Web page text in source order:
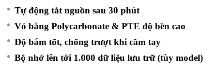
Tự động tắt nguồn sau 30 phút
Vỏ bằng Polycarbonate & PTE độ bền cao
Độ bám tốt, chống trượt khi cầm tay
Bộ nhớ lên tới 1.000 dữ liệu lưu trữ (tùy model)